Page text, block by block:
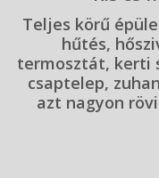
Teljes körű
hűtés,
termosztát, kerti
csaptelep,
azt nagyon